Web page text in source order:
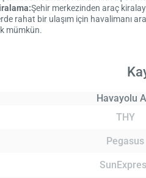
Şehir merkezinden araç
rahat bir ulaşım için havalimanı
mümkün.
Havayolu
THY
Pegasus